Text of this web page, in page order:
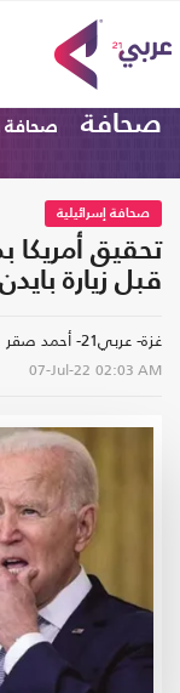
صحافة صحافة
صحافة إسرائيلية
تحقيق أمريكا
قبل زيارة بايدن
غزة- عربي21- أحمد صقر
07-Jul-22 02:03 AM